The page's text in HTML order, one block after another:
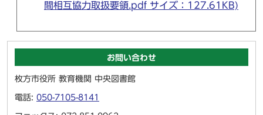
間相互協力取扱要領.pdf サイズ：127.61KB)
お問い合わせ
枚方市役所 教育機関 中央図書館
電話: 050-7105-8141